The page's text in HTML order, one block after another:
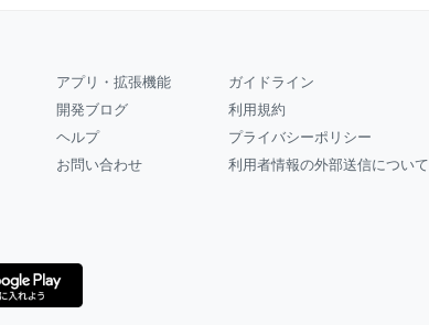
アプリ・拡張機能
開発ブログ
ヘルプ
お問い合わせ
ガイドライン
利用規約
プライバシーポリシー
利用者情報の外部送信について